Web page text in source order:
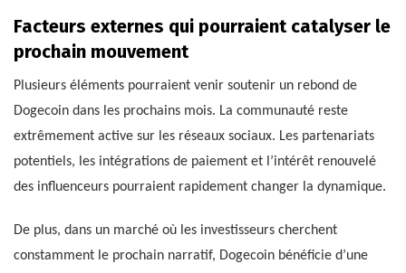
Facteurs externes qui pourraient catalyser le
prochain mouvement
Plusieurs éléments pourraient venir soutenir un rebond de
Dogecoin dans les prochains mois. La communauté reste
extrêmement active sur les réseaux sociaux. Les partenariats
potentiels, les intégrations de paiement et l’intérêt renouvelé
des influenceurs pourraient rapidement changer la dynamique.
De plus, dans un marché où les investisseurs cherchent
constamment le prochain narratif, Dogecoin bénéficie d’une